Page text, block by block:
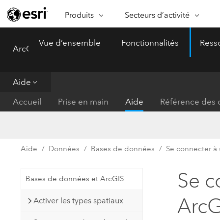
Produits
ARCGIS
ArcGIS Online
Plateforme de cartographie SaaS
Système de base pour les SIG et
Secteurs d’activité
SECTEURS D’ACTIVITÉ
Protection de
Fournisseurs d’énergie
Santé et services à la
Administrations nationales
ArcGIS Pro
Vue d’ensemble Fonctionnalités
Aide
Accueil
Prise en main Aide Référence des
Aide Données Bases de données Se connecter
Bases de données et ArcGIS
Activer les types spatiaux
Se